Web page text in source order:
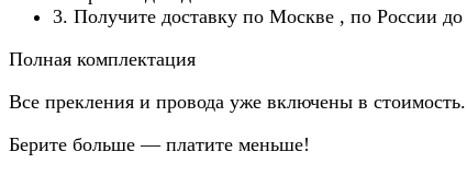
3. Получите доставку по Москве , по России до
Полная комплектация
Все прекления и провода уже включены в
Берите больше — платите меньше!